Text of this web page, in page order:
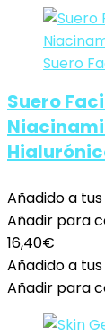
Suero
Añadido a
Añadir para
16,40€
Añadido a
Añadir para